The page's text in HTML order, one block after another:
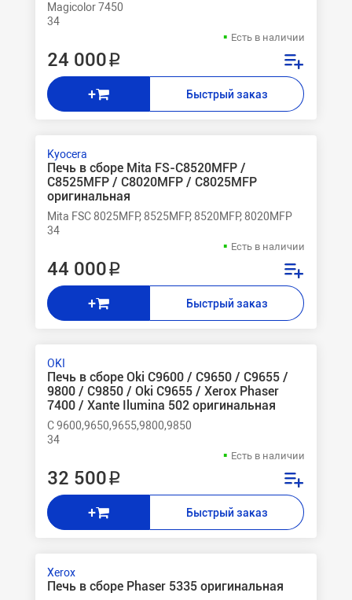
Magicolor 7450
34
Есть в наличии
24 000 ₽
+ Быстрый заказ
Kyocera
Печь в сборе Mita FS-C8520MFP /
C8525MFP / C8020MFP / C8025MFP
оригинальная
Mita FSC 8025MFP, 8525MFP, 8520MFP, 8020MFP
34
Есть в наличии
44 000 ₽
+ Быстрый заказ
OKI
Печь в сборе Oki C9600 / C9650 / C9655 /
9800 / C9850 / Oki C9655 / Xerox Phaser
7400 / Xante Ilumina 502 оригинальная
C 9600,9650,9655,9800,9850
34
Есть в наличии
32 500 ₽
+ Быстрый заказ
Xerox
Печь в сборе Phaser 5335 оригинальная